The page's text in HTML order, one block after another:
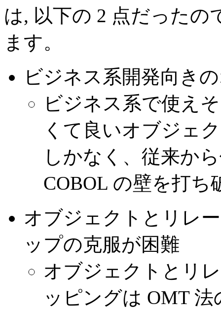
は, 以下の 2 点だった
ます。
ビジネス系開発向き
ビジネス系で使え
くて良いオブジェ
しかなく、従来か
COBOL の壁を打ち
オブジェクトとリレ
ップの克服が困難
オブジェクトとリ
ッピングは OMT